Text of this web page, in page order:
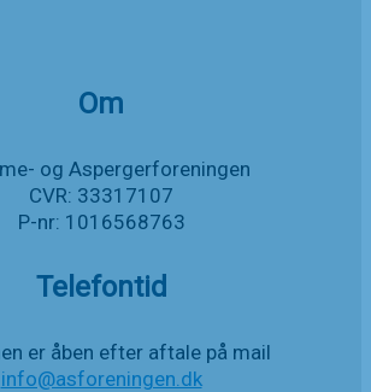
Om
og Aspergerforeningen
CVR: 33317107
P-nr: 1016568763
Telefontid
er åben efter aftale på mail
info@asforeningen.dk